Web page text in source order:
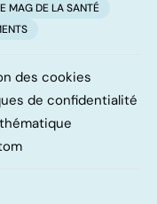
MAG DE LA SANTÉ
des cookies
de confidentialité